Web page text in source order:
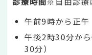
午前9時から正午
午後2時30分か
30分）